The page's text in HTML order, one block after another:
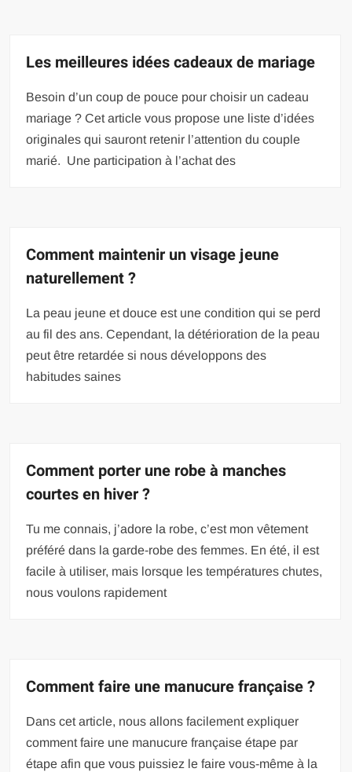
Les meilleures idées cadeaux de mariage
Besoin d’un coup de pouce pour choisir un cadeau
mariage ? Cet article vous propose une liste d’idées
originales qui sauront retenir l’attention du couple
marié. Une participation à l’achat des
Comment maintenir un visage jeune
naturellement ?
La peau jeune et douce est une condition qui se perd
au fil des ans. Cependant, la détérioration de la peau
peut être retardée si nous développons des
habitudes saines
Comment porter une robe à manches
courtes en hiver ?
Tu me connais, j’adore la robe, c’est mon vêtement
préféré dans la garde-robe des femmes. En été, il est
facile à utiliser, mais lorsque les températures chutes,
nous voulons rapidement
Comment faire une manucure française ?
Dans cet article, nous allons facilement expliquer
comment faire une manucure française étape par
étape afin que vous puissiez le faire vous-même à la